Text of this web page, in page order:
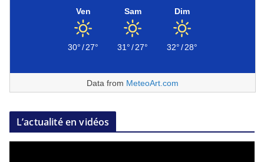
Ven
30°/27°
Sam
31°/27°
Dim
32°/28°
Data from MeteoArt.com
L’actualité en vidéos